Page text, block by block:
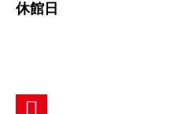
休館日